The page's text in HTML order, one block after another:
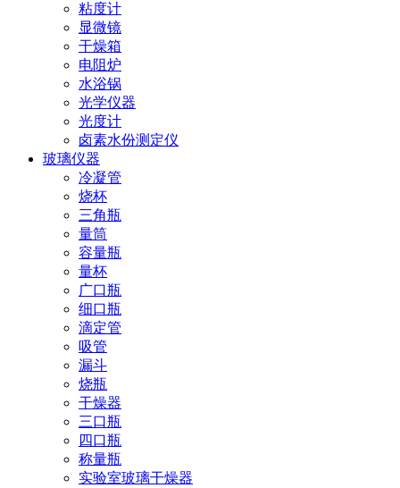
粘度计
显微镜
干燥箱
电阻炉
水浴锅
光学仪器
光度计
卤素水份测定仪
玻璃仪器
冷凝管
烧杯
三角瓶
量筒
容量瓶
量杯
广口瓶
细口瓶
滴定管
吸管
漏斗
烧瓶
干燥器
三口瓶
四口瓶
称量瓶
实验室玻璃干燥器